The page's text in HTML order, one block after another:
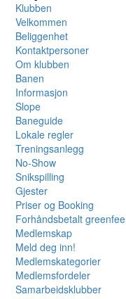
Klubben
Velkommen
Beliggenhet
Kontaktpersoner
Om klubben
Banen
Informasjon
Slope
Baneguide
Lokale regler
Treningsanlegg
No-Show
Snikspilling
Gjester
Priser og Booking
Forhåndsbetalt greenfee
Medlemskap
Meld deg inn!
Medlemskategorier
Medlemsfordeler
Samarbeidsklubber